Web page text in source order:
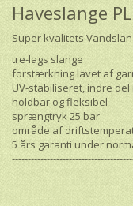
Haveslange
Super kvalitets
tre-lags slange
forstærkning lavet af
UV-stabiliseret, indre
holdbar og fleksibel
sprængtryk 25 bar
område af
5 års garanti under